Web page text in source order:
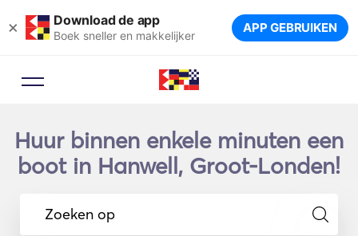
× Download de app
Boek sneller en makkelijker APP GEBRUIKEN
Huur binnen enkele minuten een
boot in Hanwell, Groot-Londen!
Zoeken op